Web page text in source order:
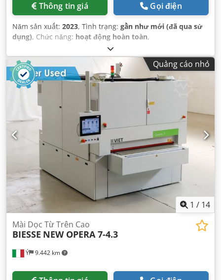
Thông tin giá Gọi điện
Năm sản xuất: 2023, Tình trạng: gần như mới (đã qua sử
dụng), Chức năng: hoạt động hoàn toàn,
Quảng cáo nhỏ
1 / 14
Ý 9.442 km
Mài Dọc Từ Trên Cao
BIESSE NEW OPERA 7-4.3